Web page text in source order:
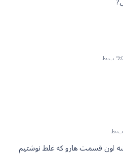
اون قسمت هارو که غلط نوشتیم